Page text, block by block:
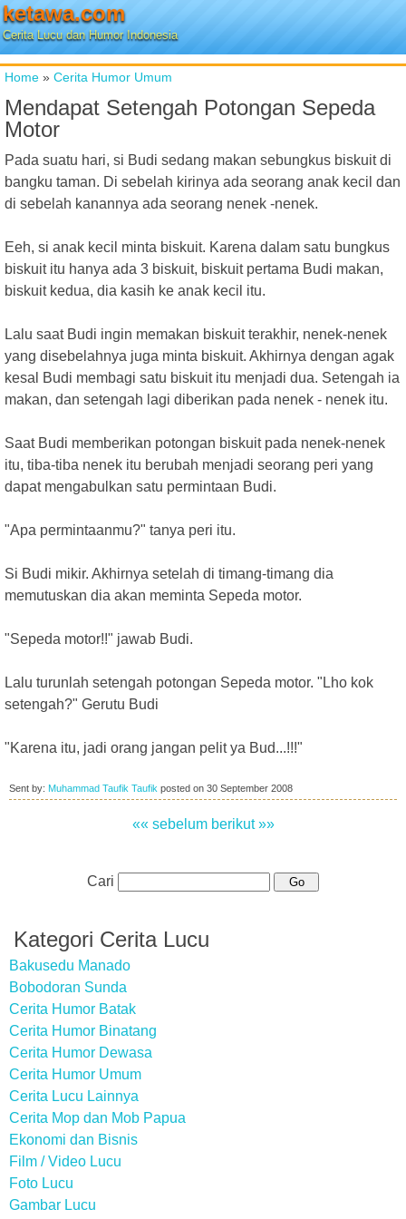
ketawa.com
Cerita Lucu dan Humor Indonesia
Home » Cerita Humor Umum
Mendapat Setengah Potongan Sepeda
Motor
Pada suatu hari, si Budi sedang makan sebungkus biskuit di
bangku taman. Di sebelah kirinya ada seorang anak kecil dan
di sebelah kanannya ada seorang nenek -nenek.
Eeh, si anak kecil minta biskuit. Karena dalam satu bungkus
biskuit itu hanya ada 3 biskuit, biskuit pertama Budi makan,
biskuit kedua, dia kasih ke anak kecil itu.
Lalu saat Budi ingin memakan biskuit terakhir, nenek-nenek
yang disebelahnya juga minta biskuit. Akhirnya dengan agak
kesal Budi membagi satu biskuit itu menjadi dua. Setengah ia
makan, dan setengah lagi diberikan pada nenek - nenek itu.
Saat Budi memberikan potongan biskuit pada nenek-nenek
itu, tiba-tiba nenek itu berubah menjadi seorang peri yang
dapat mengabulkan satu permintaan Budi.
"Apa permintaanmu?" tanya peri itu.
Si Budi mikir. Akhirnya setelah di timang-timang dia
memutuskan dia akan meminta Sepeda motor.
"Sepeda motor!!" jawab Budi.
Lalu turunlah setengah potongan Sepeda motor. "Lho kok
setengah?" Gerutu Budi
"Karena itu, jadi orang jangan pelit ya Bud...!!!"
Sent by: Muhammad Taufik Taufik posted on 30 September 2008
«« sebelum berikut »»
Cari
Kategori Cerita Lucu
Bakusedu Manado
Bobodoran Sunda
Cerita Humor Batak
Cerita Humor Binatang
Cerita Humor Dewasa
Cerita Humor Umum
Cerita Lucu Lainnya
Cerita Mop dan Mob Papua
Ekonomi dan Bisnis
Film / Video Lucu
Foto Lucu
Gambar Lucu